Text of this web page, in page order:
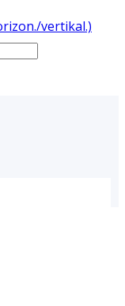
vertikal.)